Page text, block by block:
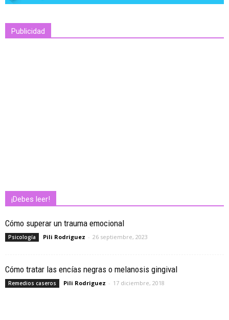
Publicidad
¡Debes leer!
Cómo superar un trauma emocional
Psicología Pili Rodriguez - 26 septiembre, 2023
Cómo tratar las encías negras o melanosis gingival
Remedios caseros Pili Rodriguez - 17 diciembre, 2018